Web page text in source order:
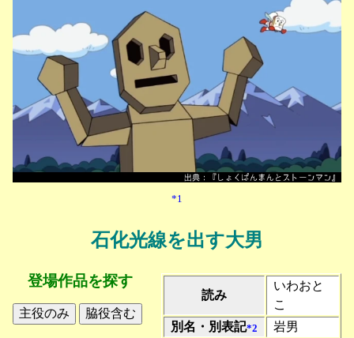
*1
石化光線を出す大男
読み
いわおと
こ
別名・別表記*2
岩男
登場作品を探す